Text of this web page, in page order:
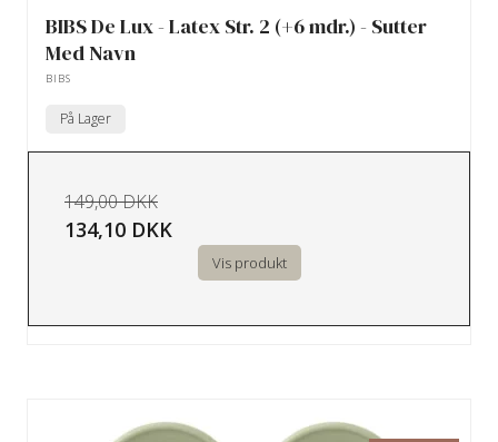
BIBS De Lux - Latex Str. 2 (+6 mdr.) - Sutter
Med Navn
BIBS
På Lager
149,00 DKK
134,10 DKK
Vis produkt